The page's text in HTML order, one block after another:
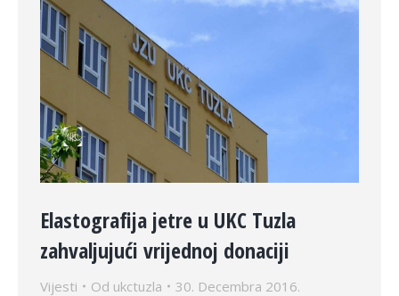
Elastografija jetre u UKC Tuzla
zahvaljujući vrijednoj donaciji
Vijesti Od ukctuzla 30. Decembra 2016.